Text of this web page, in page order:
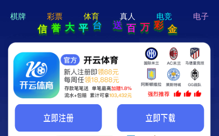
hi 💗